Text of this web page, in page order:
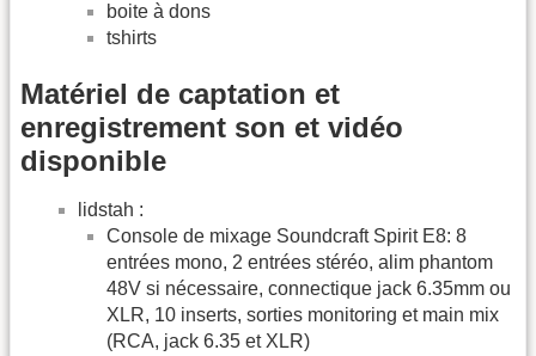
boite à dons
tshirts
Matériel de captation et
enregistrement son et vidéo
disponible
lidstah :
Console de mixage Soundcraft Spirit E8: 8
entrées mono, 2 entrées stéréo, alim phantom
48V si nécessaire, connectique jack 6.35mm ou
XLR, 10 inserts, sorties monitoring et main mix
(RCA, jack 6.35 et XLR)